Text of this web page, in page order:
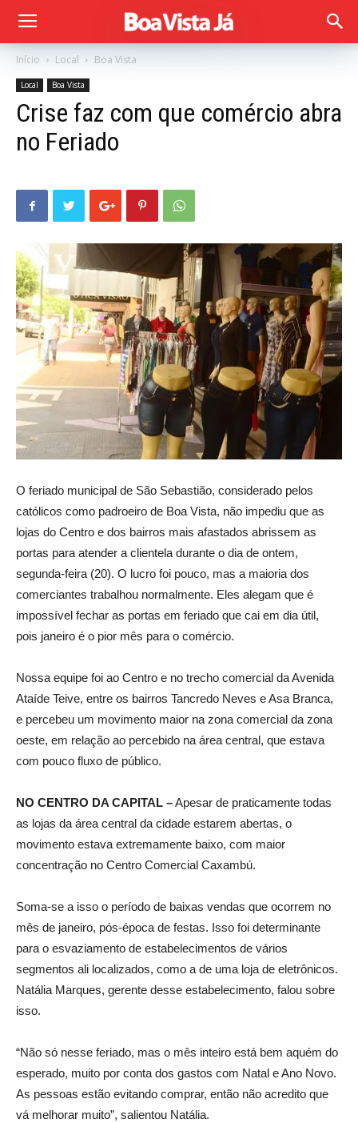
Início Local Boa Vista
Local Boa Vista
Crise faz com que comércio abra
no Feriado
O feriado municipal de São Sebastião, considerado pelos
católicos como padroeiro de Boa Vista, não impediu que as
lojas do Centro e dos bairros mais afastados abrissem as
portas para atender a clientela durante o dia de ontem,
segunda-feira (20). O lucro foi pouco, mas a maioria dos
comerciantes trabalhou normalmente. Eles alegam que é
impossível fechar as portas em feriado que cai em dia útil,
pois janeiro é o pior mês para o comércio.
Nossa equipe foi ao Centro e no trecho comercial da Avenida
Ataíde Teive, entre os bairros Tancredo Neves e Asa Branca,
e percebeu um movimento maior na zona comercial da zona
oeste, em relação ao percebido na área central, que estava
com pouco fluxo de público.
NO CENTRO DA CAPITAL –Apesar de praticamente todas
as lojas da área central da cidade estarem abertas, o
movimento estava extremamente baixo, com maior
concentração no Centro Comercial Caxambú.
Soma-se a isso o período de baixas vendas que ocorrem no
mês de janeiro, pós-época de festas. Isso foi determinante
para o esvaziamento de estabelecimentos de vários
segmentos ali localizados, como a de uma loja de eletrônicos.
Natália Marques, gerente desse estabelecimento, falou sobre
isso.
“Não só nesse feriado, mas o mês inteiro está bem aquém do
esperado, muito por conta dos gastos com Natal e Ano Novo.
As pessoas estão evitando comprar, então não acredito que
vá melhorar muito”, salientou Natália.